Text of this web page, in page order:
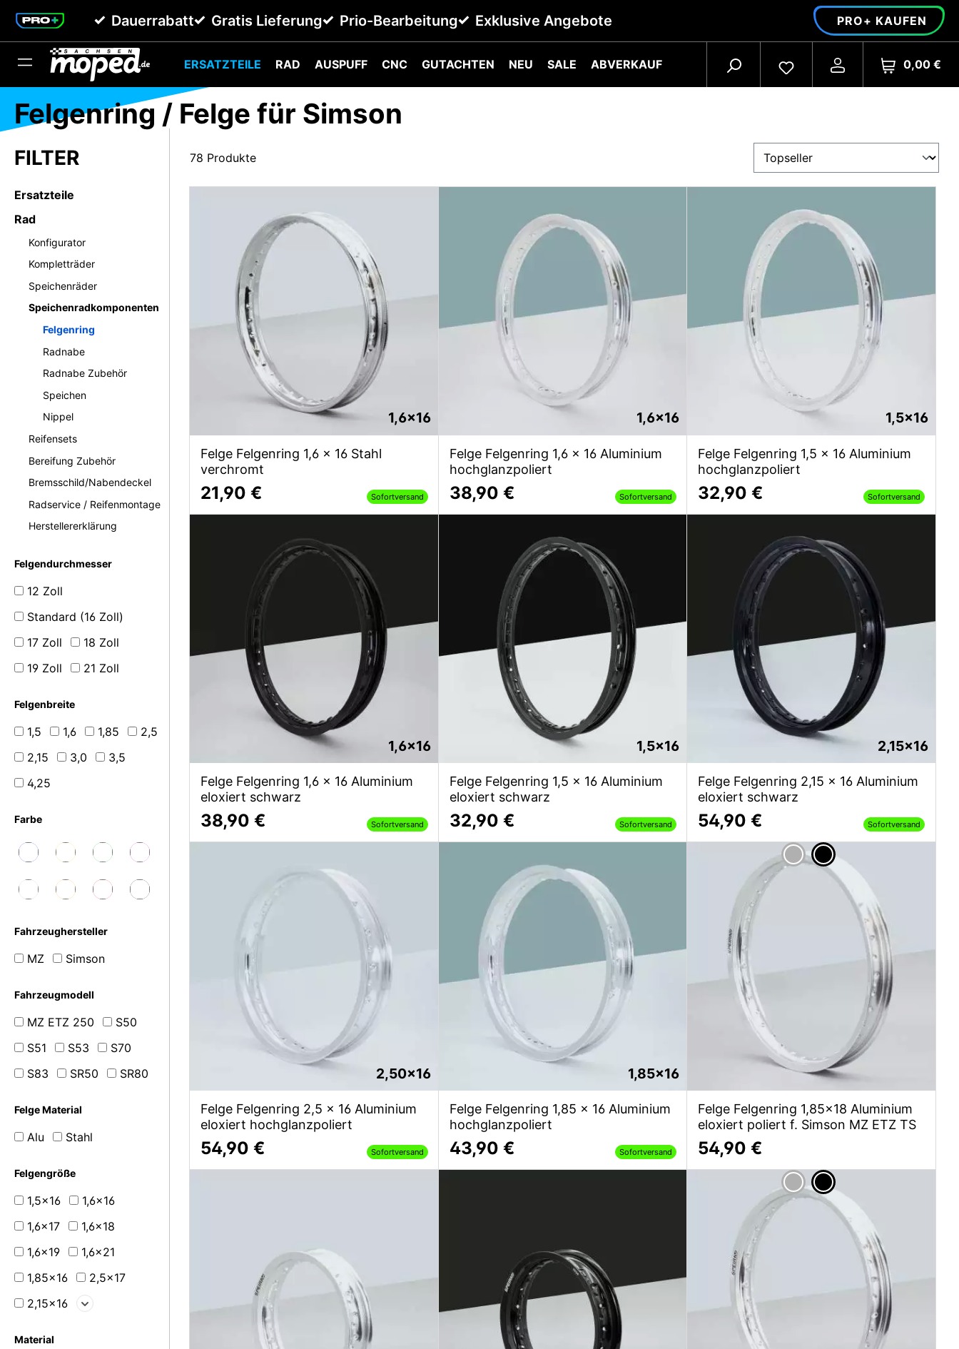
Zur Hauptnavigation springen
Dauerrabatt Gratis Lieferung Prio-Bearbeitung Exklusive Angebote PRO+ KAUFEN
ERSATZTEILE RAD AUSPUFF CNC GUTACHTEN NEU SALE ABVERKAUF 0,00 €
Felgenring / Felge für Simson
Ersatzteile
Rad
Konfigurator
Kompletträder
Speichenräder
Speichenradkomponenten
Felgenring
Radnabe
Radnabe Zubehör
Speichen
Nippel
Reifensets
Bereifung Zubehör
Bremsschild/Nabendeckel
Radservice / Reifenmontage
Herstellererklärung
Felgendurchmesser
12 Zoll
Standard (16 Zoll)
17 Zoll
18 Zoll
19 Zoll
21 Zoll
Felgenbreite
1,5 1,6 1,85
2,5
2,15
3,0
3,5
4,25
Farbe
Fahrzeughersteller
MZ Simson
Fahrzeugmodell
MZ ETZ 250
S50
S51
S53
S70
S83
SR50 SR80
Felge Material
Alu Stahl
Felgengröße
1,5x16
1,6x16
1,6x17
1,6x18
1,6x19
1,6x21
1,85x16
2,5x17
2,15x16
Material
78 Produkte
1,6x16
Felge Felgenring 1,6 x 16 Stahl
verchromt
21,90 € Sofortversand
1,6x16
Felge Felgenring 1,6 x 16 Aluminium
hochglanzpoliert
38,90 € Sofortversand
1,5x16
Felge Felgenring 1,5 x 16 Aluminium
hochglanzpoliert
32,90 € Sofortversand
1,6x16
Felge Felgenring 1,6 x 16 Aluminium
eloxiert schwarz
38,90 € Sofortversand
1,5x16
Felge Felgenring 1,5 x 16 Aluminium
eloxiert schwarz
32,90 € Sofortversand
2,15x16
Felge Felgenring 2,15 x 16 Aluminium
eloxiert schwarz
54,90 € Sofortversand
2,50x16
Felge Felgenring 2,5 x 16 Aluminium
eloxiert hochglanzpoliert
54,90 € Sofortversand
1,85x16
Felge Felgenring 1,85 x 16 Aluminium
hochglanzpoliert
43,90 € Sofortversand
Felge Felgenring 1,85x18 Aluminium
eloxiert poliert f. Simson MZ ETZ TS
54,90 €